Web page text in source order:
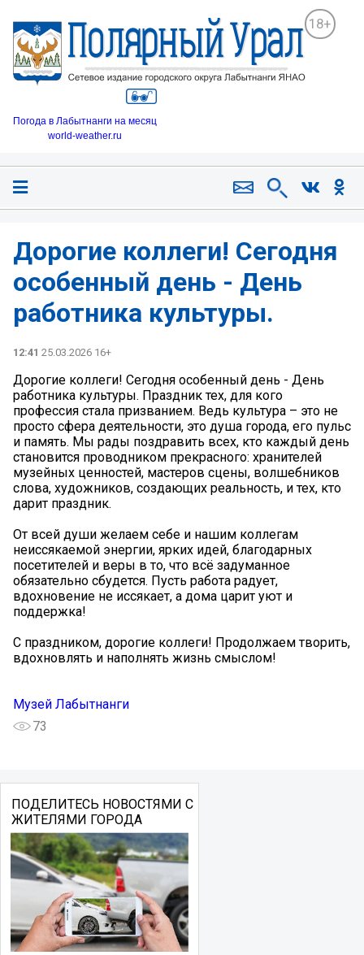
18+
Погода в Лабытнанги на месяц
world-weather.ru
Дорогие коллеги! Сегодня
особенный день - День
работника культуры.
12:41 25.03.2026 16+
Дорогие коллеги! Сегодня особенный день - День
работника культуры. Праздник тех, для кого
профессия стала призванием. Ведь культура – это не
просто сфера деятельности, это душа города, его пульс
и память. Мы рады поздравить всех, кто каждый день
становится проводником прекрасного: хранителей
музейных ценностей, мастеров сцены, волшебников
слова, художников, создающих реальность, и тех, кто
дарит праздник.
От всей души желаем себе и нашим коллегам
неиссякаемой энергии, ярких идей, благодарных
посетителей и веры в то, что всё задуманное
обязательно сбудется. Пусть работа радует,
вдохновение не иссякает, а дома царит уют и
поддержка!
С праздником, дорогие коллеги! Продолжаем творить,
вдохновлять и наполнять жизнь смыслом! ️
Музей Лабытнанги
73
ПОДЕЛИТЕСЬ НОВОСТЯМИ С
ЖИТЕЛЯМИ ГОРОДА